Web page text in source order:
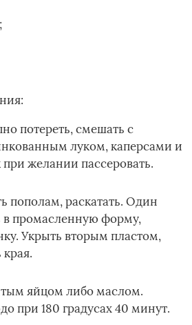
потереть, смешать с
луком, каперсами и
желании пассеровать.
пополам, раскатать. Один
в промасленную форму,
Укрыть вторым пластом,
яйцом либо маслом.
при 180 градусах 40 минут.